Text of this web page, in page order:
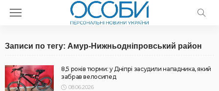
Записи по тегу: Амур-Нижньодніпровський район
8,5 років тюрми: у Дніпрі засудили нападника, який
забрав велосипед
08.06.2026